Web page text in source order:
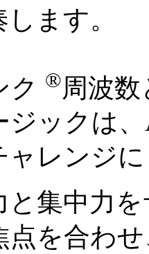
ます。
ク ®周波
ジックは
ャレンジ
と集中力
点を合わ